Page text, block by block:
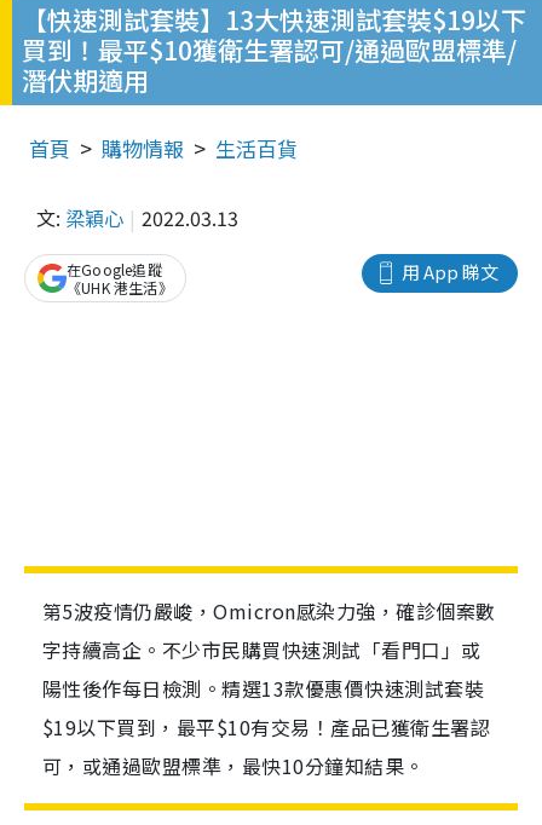
【快速測試套裝】13大快速測試套裝$19以下
買到！最平$10獲衛生署認可/通過歐盟標準/
潛伏期適用
首頁 購物情報 生活百貨
文: 梁穎心 2022.03.13
用 App 睇文
在Google追蹤
《UHK 港生活》
第5波疫情仍嚴峻，Omicron感染力強，確診個案數
字持續高企。不少市民購買快速測試「看門口」或
陽性後作每日檢測。精選13款優惠價快速測試套裝
$19以下買到，最平$10有交易！產品已獲衛生署認
可，或通過歐盟標準，最快10分鐘知結果。